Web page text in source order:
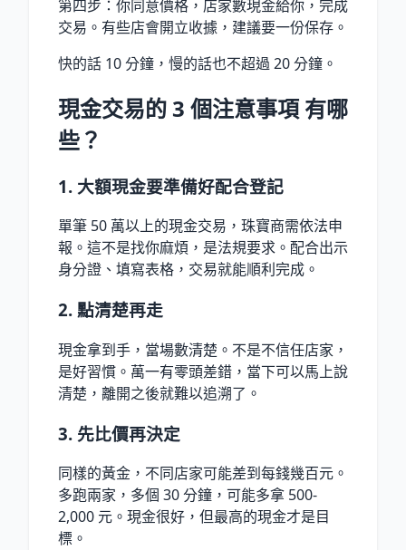
第四步：你同意價格，店家數現金給你，完成
交易。有些店會開立收據，建議要一份保存。
快的話 10 分鐘，慢的話也不超過 20 分鐘。
現金交易的 3 個注意事項 有哪
些？
1. 大額現金要準備好配合登記
單筆 50 萬以上的現金交易，珠寶商需依法申
報。這不是找你麻煩，是法規要求。配合出示
身分證、填寫表格，交易就能順利完成。
2. 點清楚再走
現金拿到手，當場數清楚。不是不信任店家，
是好習慣。萬一有零頭差錯，當下可以馬上說
清楚，離開之後就難以追溯了。
3. 先比價再決定
同樣的黃金，不同店家可能差到每錢幾百元。
多跑兩家，多個 30 分鐘，可能多拿 500-
2,000 元。現金很好，但最高的現金才是目
標。